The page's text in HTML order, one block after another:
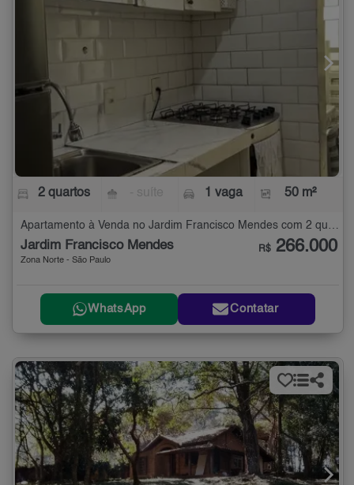
2 quartos 1 vaga 50 m²
Jardim Francisco Mendes
Zona Norte - São Paulo
R$ 266.000
WhatsApp Contatar